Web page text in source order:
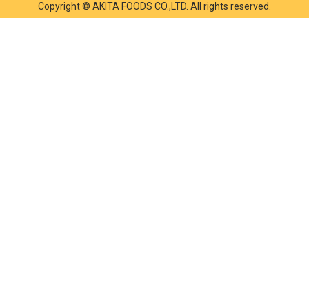
Copyright © AKITA FOODS CO.,LTD. All rights reserved.